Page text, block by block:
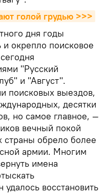
голой грудью >>>
дня годы
окрепло поисковое
"Русский
и "Август".
поисковых выездов,
десятки
но самое главное, —
вечный покой
страны обрело более
армии. Многим
имена
восстановить